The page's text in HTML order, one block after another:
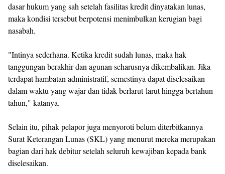
dasar hukum yang sah setelah fasilitas kredit dinyatakan lunas,
maka kondisi tersebut berpotensi menimbulkan kerugian bagi
nasabah.
‎"Intinya sederhana. Ketika kredit sudah lunas, maka hak
tanggungan berakhir dan agunan seharusnya dikembalikan. Jika
terdapat hambatan administratif, semestinya dapat diselesaikan
dalam waktu yang wajar dan tidak berlarut-larut hingga bertahun-
tahun," katanya.
‎Selain itu, pihak pelapor juga menyoroti belum diterbitkannya
Surat Keterangan Lunas (SKL) yang menurut mereka merupakan
bagian dari hak debitur setelah seluruh kewajiban kepada bank
diselesaikan.